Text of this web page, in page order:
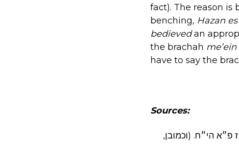
fact). The reason is
benching, Hazan
bedievedan
the brachah
have to say the
Sources:
הי״ח. (וכמובן,